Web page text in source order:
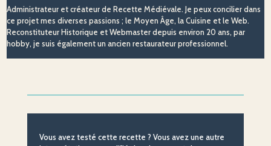
Administrateur et créateur de Recette Médiévale. Je peux concilier dans
ce projet mes diverses passions ; le Moyen Âge, la Cuisine et le Web.
Reconstituteur Historique et Webmaster depuis environ 20 ans, par
hobby, je suis également un ancien restaurateur professionnel.
Vous avez testé cette recette ? Vous avez une autre